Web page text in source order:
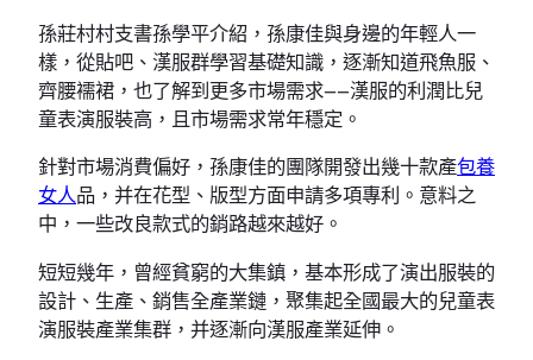
孫莊村村支書孫學平介紹，孫康佳與身邊的年輕人一
樣，從貼吧、漢服群學習基礎知識，逐漸知道飛魚服、
齊腰襦裙，也了解到更多市場需求——漢服的利潤比兒
童表演服裝高，且市場需求常年穩定。
針對市場消費偏好，孫康佳的團隊開發出幾十款產包養
女人品，并在花型、版型方面申請多項專利。意料之
中，一些改良款式的銷路越來越好。
短短幾年，曾經貧窮的大集鎮，基本形成了演出服裝的
設計、生產、銷售全產業鏈，聚集起全國最大的兒童表
演服裝產業集群，并逐漸向漢服產業延伸。